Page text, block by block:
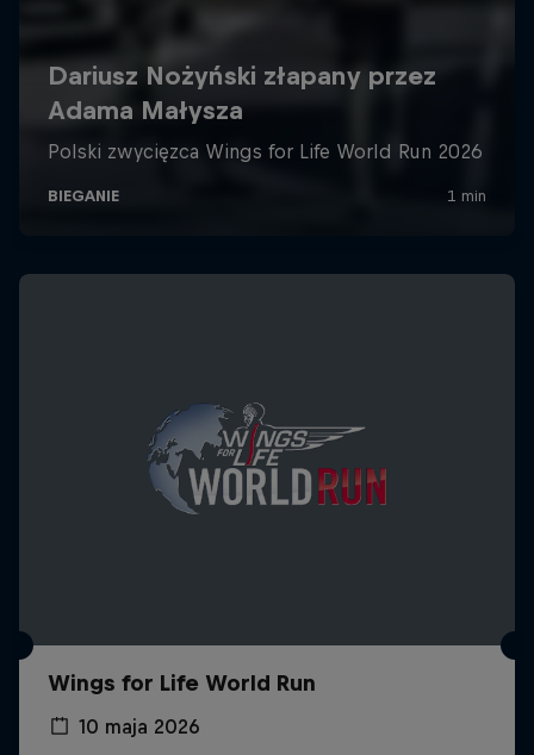
Wings for Life World Run
10 maja 2026